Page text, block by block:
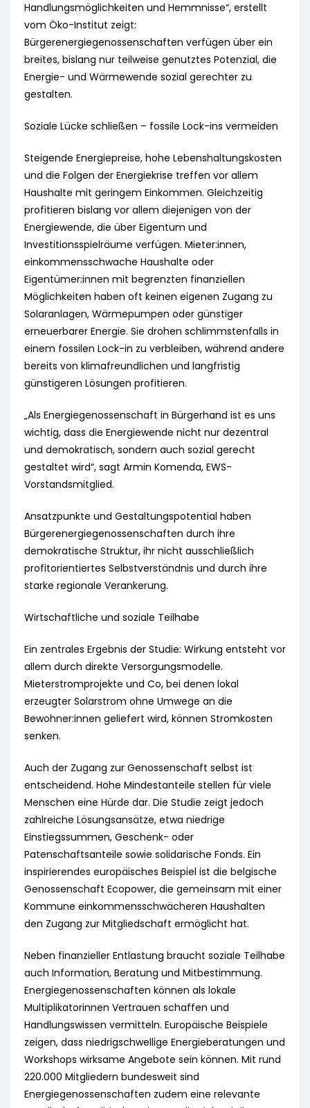
Handlungsmöglichkeiten und Hemmnisse“, erstellt
vom Öko-Institut zeigt:
Bürgerenergiegenossenschaften verfügen über ein
breites, bislang nur teilweise genutztes Potenzial, die
Energie- und Wärmewende sozial gerechter zu
gestalten.
Soziale Lücke schließen – fossile Lock-ins vermeiden
Steigende Energiepreise, hohe Lebenshaltungskosten
und die Folgen der Energiekrise treffen vor allem
Haushalte mit geringem Einkommen. Gleichzeitig
profitieren bislang vor allem diejenigen von der
Energiewende, die über Eigentum und
Investitionsspielräume verfügen. Mieter:innen,
einkommensschwache Haushalte oder
Eigentümer:innen mit begrenzten finanziellen
Möglichkeiten haben oft keinen eigenen Zugang zu
Solaranlagen, Wärmepumpen oder günstiger
erneuerbarer Energie. Sie drohen schlimmstenfalls in
einem fossilen Lock-in zu verbleiben, während andere
bereits von klimafreundlichen und langfristig
günstigeren Lösungen profitieren.
„Als Energiegenossenschaft in Bürgerhand ist es uns
wichtig, dass die Energiewende nicht nur dezentral
und demokratisch, sondern auch sozial gerecht
gestaltet wird“, sagt Armin Komenda, EWS-
Vorstandsmitglied.
Ansatzpunkte und Gestaltungspotential haben
Bürgerenergiegenossenschaften durch ihre
demokratische Struktur, ihr nicht ausschließlich
profitorientiertes Selbstverständnis und durch ihre
starke regionale Verankerung.
Wirtschaftliche und soziale Teilhabe
Ein zentrales Ergebnis der Studie: Wirkung entsteht vor
allem durch direkte Versorgungsmodelle.
Mieterstromprojekte und Co, bei denen lokal
erzeugter Solarstrom ohne Umwege an die
Bewohner:innen geliefert wird, können Stromkosten
senken.
Auch der Zugang zur Genossenschaft selbst ist
entscheidend. Hohe Mindestanteile stellen für viele
Menschen eine Hürde dar. Die Studie zeigt jedoch
zahlreiche Lösungsansätze, etwa niedrige
Einstiegssummen, Geschenk- oder
Patenschaftsanteile sowie solidarische Fonds. Ein
inspirierendes europäisches Beispiel ist die belgische
Genossenschaft Ecopower, die gemeinsam mit einer
Kommune einkommensschwächeren Haushalten
den Zugang zur Mitgliedschaft ermöglicht hat.
Neben finanzieller Entlastung braucht soziale Teilhabe
auch Information, Beratung und Mitbestimmung.
Energiegenossenschaften können als lokale
Multiplikatorinnen Vertrauen schaffen und
Handlungswissen vermitteln. Europäische Beispiele
zeigen, dass niedrigschwellige Energieberatungen und
Workshops wirksame Angebote sein können. Mit rund
220.000 Mitgliedern bundesweit sind
Energiegenossenschaften zudem eine relevante